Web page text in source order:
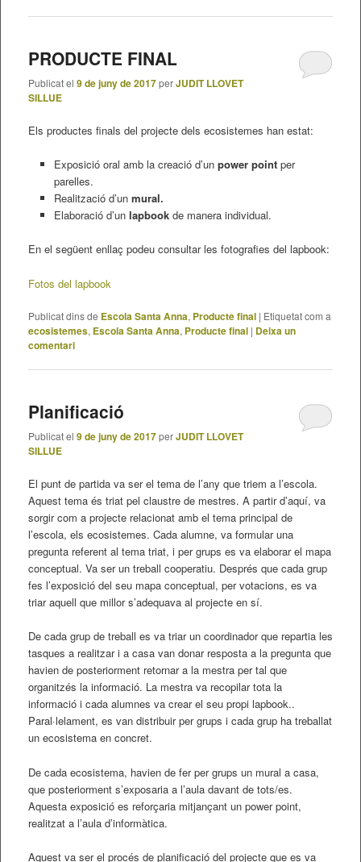
PRODUCTE FINAL
Publicat el 9 de juny de 2017perJUDIT LLOVET
SILLUE
Els productes finals del projecte dels ecosistemes han estat:
Exposició oral amb la creació d’un power point per
parelles.
Realització d’unmural.
Elaboració d’unlapbook de manera individual.
En el següent enllaç podeu consultar les fotografies del lapbook:
Fotos del lapbook
Publicat dins de Escola Santa Anna, Producte final | Etiquetat com a
ecosistemes, Escola Santa Anna, Producte final | Deixa un
comentari
Planificació
Publicat el 9 de juny de 2017perJUDIT LLOVET
SILLUE
El punt de partida va ser el tema de l’any que triem a l’escola.
Aquest tema és triat pel claustre de mestres. A partir d’aquí, va
sorgir com a projecte relacionat amb el tema principal de
l’escola, els ecosistemes. Cada alumne, va formular una
pregunta referent al tema triat, i per grups es va elaborar el mapa
conceptual. Va ser un treball cooperatiu. Després que cada grup
fes l’exposició del seu mapa conceptual, per votacions, es va
triar aquell que millor s’adequava al projecte en sí.
De cada grup de treball es va triar un coordinador que repartia les
tasques a realitzar i a casa van donar resposta a la pregunta que
havien de posteriorment retornar a la mestra per tal que
organitzés la informació. La mestra va recopilar tota la
informació i cada alumnes va crear el seu propi lapbook..
Paral·lelament, es van distribuir per grups i cada grup ha treballat
un ecosistema en concret.
De cada ecosistema, havien de fer per grups un mural a casa,
que posteriorment s’exposaria a l’aula davant de tots/es.
Aquesta exposició es reforçaria mitjançant un power point,
realitzat a l’aula d’informàtica.
Aquest va ser el procés de planificació del projecte que es va